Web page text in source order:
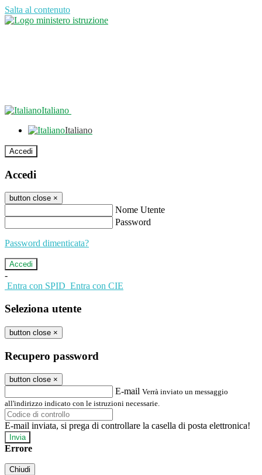
Salta al contenuto
Italiano
Italiano
Accedi
Accedi
button close ×
Nome Utente
Password
Password dimenticata?
-
Entra con SPID Entra con CIE
Seleziona utente
button close ×
Recupero password
button close ×
E-mail Verrà inviato un messaggio
all'indirizzo indicato con le istruzioni necessarie.
E-mail inviata, si prega di controllare la casella di posta elettronica!
Errore
Chiudi